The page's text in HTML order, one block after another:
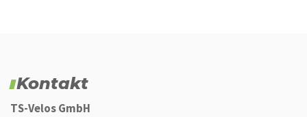
Kontakt
TS-Velos GmbH